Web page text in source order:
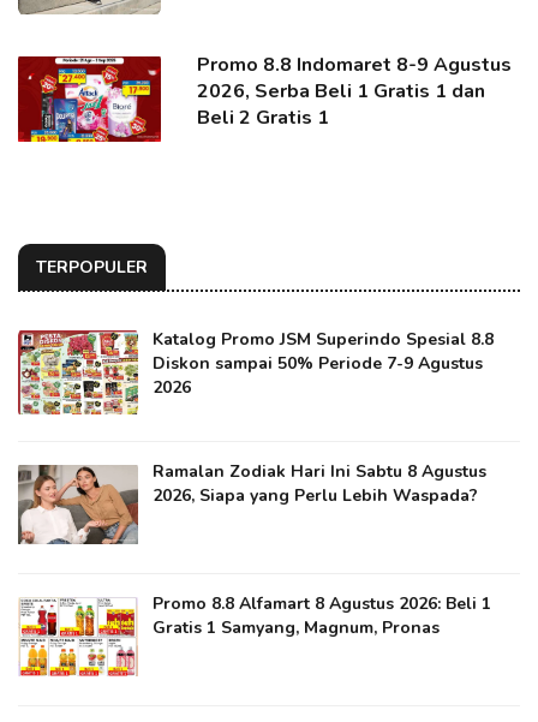
Promo 8.8 Indomaret 8-9 Agustus
2026, Serba Beli 1 Gratis 1 dan
Beli 2 Gratis 1
TERPOPULER
Katalog Promo JSM Superindo Spesial 8.8
Diskon sampai 50% Periode 7-9 Agustus
2026
Ramalan Zodiak Hari Ini Sabtu 8 Agustus
2026, Siapa yang Perlu Lebih Waspada?
Promo 8.8 Alfamart 8 Agustus 2026: Beli 1
Gratis 1 Samyang, Magnum, Pronas